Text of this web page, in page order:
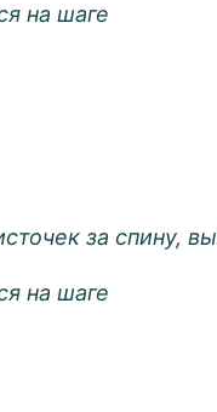
на шаге
за спину,
на шаге